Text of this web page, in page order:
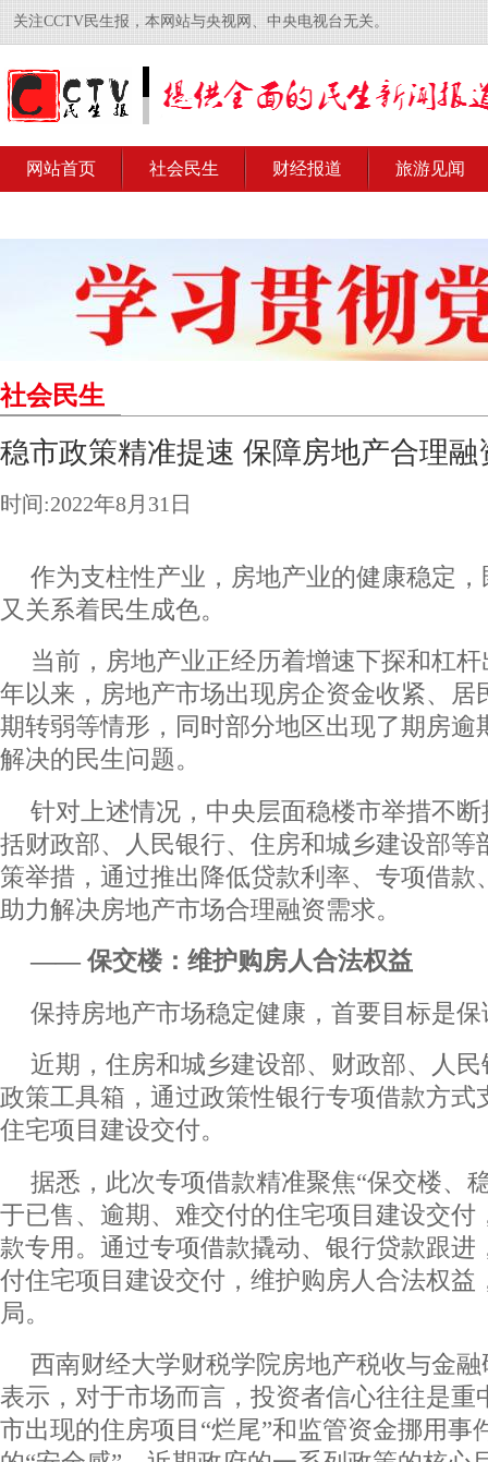
关注CCTV民生报，本网站与央视网、中央电视台无关。
网站首页 社会民生 财经报道 旅游见闻
社会民生
稳市政策精准提速 保障房地产合理融
时间:2022年8月31日
作为支柱性产业，房地产业的健康稳定
又关系着民生成色。
当前，房地产业正经历着增速下探和杠
年以来，房地产市场出现房企资金收紧、居
期转弱等情形，同时部分地区出现了期房逾
解决的民生问题。
针对上述情况，中央层面稳楼市举措不
括财政部、人民银行、住房和城乡建设部等
策举措，通过推出降低贷款利率、专项借款
助力解决房地产市场合理融资需求。
―― 保交楼：维护购房人合法权益
保持房地产市场稳定健康，首要目标是
近期，住房和城乡建设部、财政部、人
政策工具箱，通过政策性银行专项借款方式
住宅项目建设交付。
据悉，此次专项借款精准聚焦“保交楼、
于已售、逾期、难交付的住宅项目建设交付
款专用。通过专项借款撬动、银行贷款跟进
付住宅项目建设交付，维护购房人合法权益
局。
西南财经大学财税学院房地产税收与金
表示，对于市场而言，投资者信心往往是重
市出现的住房项目“烂尾”和监管资金挪用事